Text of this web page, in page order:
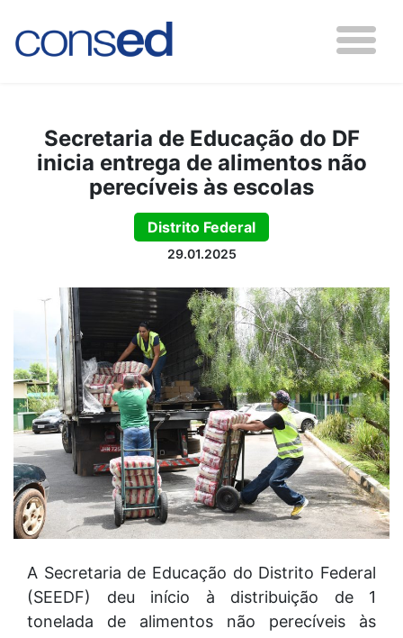
Secretaria de Educação do DF
inicia entrega de alimentos não
perecíveis às escolas
Distrito Federal
29.01.2025
A Secretaria de Educação do Distrito Federal
(SEEDF) deu início à distribuição de 1
tonelada de alimentos não perecíveis às